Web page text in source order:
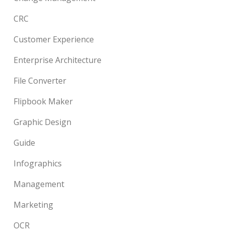
CRC
Customer Experience
Enterprise Architecture
File Converter
Flipbook Maker
Graphic Design
Guide
Infographics
Management
Marketing
OCR